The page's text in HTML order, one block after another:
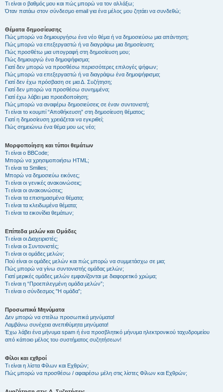
Τι είναι ο βαθμός μου και πώς μπορώ να τον αλλάξω;
Όταν πατάω στον σύνδεσμο email για ένα μέλος μου ζητάει να συνδεθώ;
Θέματα δημοσίευσης
Πώς μπορώ να δημιουργήσω ένα νέο θέμα ή να δημοσιεύσω μια απάντηση;
Πώς μπορώ να επεξεργαστώ ή να διαγράψω μια δημοσίευση;
Πώς προσθέτω μια υπογραφή στη δημοσίευση μου;
Πώς δημιουργώ ένα δημοψήφισμα;
Γιατί δεν μπορώ να προσθέσω περισσότερες επιλογές ψήφων;
Πώς μπορώ να επεξεργαστώ ή να διαγράψω ένα δημοψήφισμα;
Γιατί δεν έχω πρόσβαση σε μια Δ. Συζήτηση;
Γιατί δεν μπορώ να προσθέσω συνημμένα;
Γιατί έχω λάβει μια προειδοποίηση;
Πώς μπορώ να αναφέρω δημοσιεύσεις σε έναν συντονιστή;
Τι είναι το κουμπί “Αποθήκευση” στη δημοσίευση θέματος;
Γιατί η δημοσίευση χρειάζεται να εγκριθεί;
Πώς σημειώνω ένα θέμα μου ως νέο;
Μορφοποίηση και τύποι θεμάτων
Τι είναι ο BBCode;
Μπορώ να χρησιμοποιήσω HTML;
Τι είναι τα Smilies;
Μπορώ να δημοσιεύω εικόνες;
Τι είναι οι γενικές ανακοινώσεις;
Τι είναι οι ανακοινώσεις;
Τι είναι τα επισημασμένα θέματα;
Τι είναι τα κλειδωμένα θέματα;
Τι είναι τα εικονίδια θεμάτων;
Επίπεδα μελών και Ομάδες
Τι είναι οι Διαχειριστές;
Τι είναι οι Συντονιστές;
Τι είναι οι ομάδες μελών;
Πού είναι οι ομάδες μελών και πώς μπορώ να συμμετάσχω σε μια;
Πώς μπορώ να γίνω συντονιστής ομάδας μελών;
Γιατί μερικές ομάδες μελών εμφανίζονται με διαφορετικό χρώμα;
Τι είναι η “Προεπιλεγμένη ομάδα μελών”;
Τι είναι ο σύνδεσμος "Η ομάδα”;
Προσωπικά Μηνύματα
Δεν μπορώ να στείλω προσωπικά μηνύματα!
Λαμβάνω συνέχεια ανεπιθύμητα μηνύματα!
Έχω λάβει ένα μήνυμα spam ή ένα προσβλητικό μήνυμα ηλεκτρονικού ταχυδρομείου
από κάποιο μέλος του συστήματος συζητήσεων!
Φίλοι και εχθροί
Τι είναι η λίστα Φίλων και Εχθρών;
Πώς μπορώ να προσθέσω / αφαιρέσω μέλη στις λίστες Φίλων και Εχθρών;